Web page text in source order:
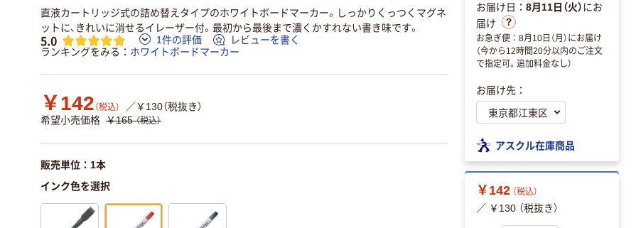
直液カートリッジ式の詰め替えタイプのホワイトボードマーカー。しっかりくっつくマグネ
ットに、きれいに消せるイレーザー付。最初から最後まで濃くかすれない書き味です。
5.0 1件の評価
レビューを書く
ランキングをみる
ホワイトボードマーカー
￥142 （税込）
／￥130（税抜き）
希望小売価格 ￥165 （税込）
販売単位：1本
インク色を選択
お届け日： 8月11日（火）にお
届け
お急ぎ便：8月10日（月）にお届け
（今から12時間20分以内のご注文
で指定可。追加料金なし）
お届け先：
アスクル在庫商品
￥142 （税込）
／ ￥130 （税抜き）